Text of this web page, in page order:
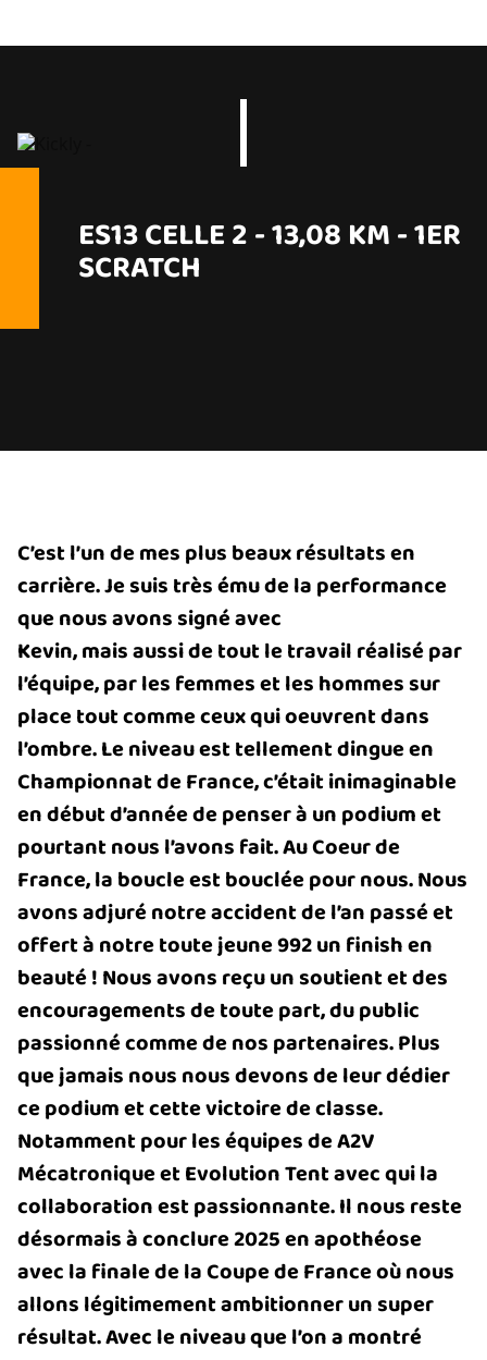
ES13 CELLE 2 - 13,08 KM - 1ER
SCRATCH
C’est l’un de mes plus beaux résultats en
carrière. Je suis très ému de la performance
que nous avons signé avec
Kevin, mais aussi de tout le travail réalisé par
l’équipe, par les femmes et les hommes sur
place tout comme ceux qui oeuvrent dans
l’ombre. Le niveau est tellement dingue en
Championnat de France, c’était inimaginable
en début d’année de penser à un podium et
pourtant nous l’avons fait. Au Coeur de
France, la boucle est bouclée pour nous. Nous
avons adjuré notre accident de l’an passé et
offert à notre toute jeune 992 un finish en
beauté ! Nous avons reçu un soutient et des
encouragements de toute part, du public
passionné comme de nos partenaires. Plus
que jamais nous nous devons de leur dédier
ce podium et cette victoire de classe.
Notamment pour les équipes de A2V
Mécatronique et Evolution Tent avec qui la
collaboration est passionnante. Il nous reste
désormais à conclure 2025 en apothéose
avec la finale de la Coupe de France où nous
allons légitimement ambitionner un super
résultat. Avec le niveau que l’on a montré